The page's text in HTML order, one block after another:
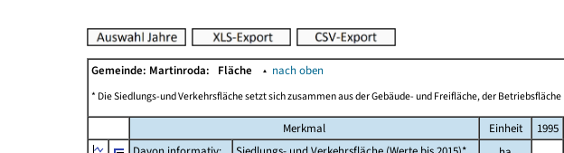
Gemeinde: Martinroda: Fläche ▴ nach oben
* Die Siedlungs-und Verkehrsfläche setzt sich zusammen aus der Gebäude- und Freifläche, der
Merkmal Einheit 1995